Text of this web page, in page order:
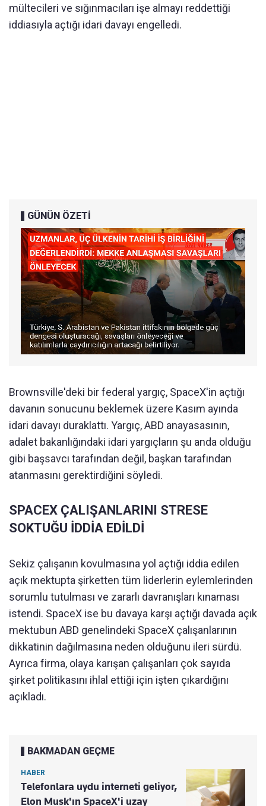
mültecileri ve sığınmacıları işe almayı reddettiği
iddiasıyla açtığı idari davayı engelledi.
GÜNÜN ÖZETİ
Brownsville'deki bir federal yargıç, SpaceX'in açtığı
davanın sonucunu beklemek üzere Kasım ayında
idari davayı duraklattı. Yargıç, ABD anayasasının,
adalet bakanlığındaki idari yargıçların şu anda olduğu
gibi başsavcı tarafından değil, başkan tarafından
atanmasını gerektirdiğini söyledi.
SPACEX ÇALIŞANLARINI STRESE
SOKTUĞU İDDİA EDİLDİ
Sekiz çalışanın kovulmasına yol açtığı iddia edilen
açık mektupta şirketten tüm liderlerin eylemlerinden
sorumlu tutulması ve zararlı davranışları kınaması
istendi. SpaceX ise bu davaya karşı açtığı davada açık
mektubun ABD genelindeki SpaceX çalışanlarının
dikkatinin dağılmasına neden olduğunu ileri sürdü.
Ayrıca firma, olaya karışan çalışanları çok sayıda
şirket politikasını ihlal ettiği için işten çıkardığını
açıkladı.
BAKMADAN GEÇME
HABER
Telefonlara uydu interneti geliyor,
Elon Musk'ın SpaceX'i uzay